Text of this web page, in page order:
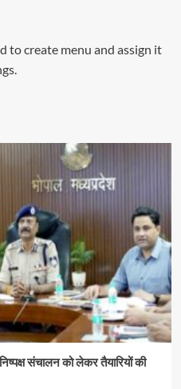
to create menu and assign it
संचालन को लेकर तैयारियों की